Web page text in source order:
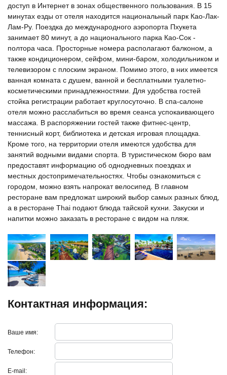
доступ в Интернет в зонах общественного пользования. В 15
минутах езды от отеля находится национальный парк Као-Лак-
Лам-Ру. Поездка до международного аэропорта Пхукета
занимает 80 минут, а до национального парка Као-Сок -
полтора часа. Просторные номера располагают балконом, а
также кондиционером, сейфом, мини-баром, холодильником и
телевизором с плоским экраном. Помимо этого, в них имеется
ванная комната с душем, ванной и бесплатными туалетно-
косметическими принадлежностями. Для удобства гостей
стойка регистрации работает круглосуточно. В спа-салоне
отеля можно расслабиться во время сеанса успокаивающего
массажа. В распоряжении гостей также фитнес-центр,
теннисный корт, библиотека и детская игровая площадка.
Кроме того, на территории отеля имеются удобства для
занятий водными видами спорта. В туристическом бюро вам
предоставят информацию об однодневных поездках и
местных достопримечательностях. Чтобы ознакомиться с
городом, можно взять напрокат велосипед. В главном
ресторане вам предложат широкий выбор самых разных блюд,
а в ресторане Thai подают блюда тайской кухни. Закуски и
напитки можно заказать в ресторане с видом на пляж.
Контактная информация:
Ваше имя:
Телефон:
E-mail: